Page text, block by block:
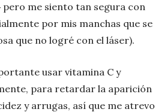
pero me siento tan segura con
por mis manchas que se
que no logré con el láser).
usar vitamina C y
para retardar la aparición
y arrugas, así que me atrevo